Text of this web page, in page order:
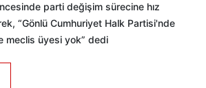
parti değişim sürecine hız
“Gönlü Cumhuriyet Halk Partisi'nde
meclis üyesi yok” dedi